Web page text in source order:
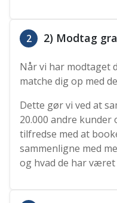
2 2) Modtag
Når vi har modtaget
matche dig op med
Dette gør vi ved at
20.000 andre
tilfredse med at
sammenligne med
og hvad de har